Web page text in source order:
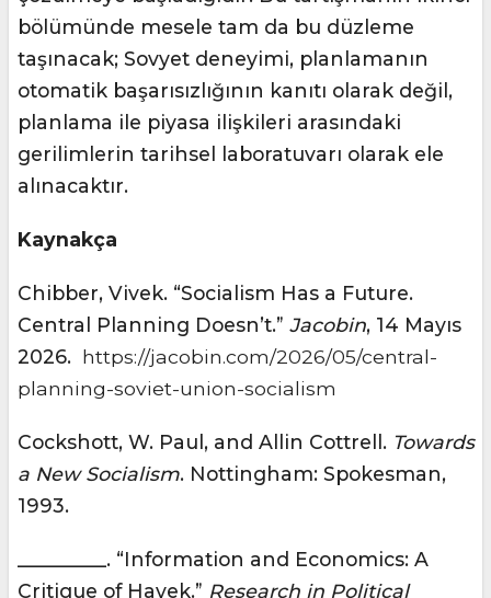
bölümünde mesele tam da bu düzleme
taşınacak; Sovyet deneyimi, planlamanın
otomatik başarısızlığının kanıtı olarak değil,
planlama ile piyasa ilişkileri arasındaki
gerilimlerin tarihsel laboratuvarı olarak ele
alınacaktır.
Kaynakça
Chibber, Vivek. “Socialism Has a Future.
Central Planning Doesn’t.” Jacobin, 14 Mayıs
2026. https://jacobin.com/2026/05/central-
planning-soviet-union-socialism
Cockshott, W. Paul, and Allin Cottrell. Towards
a New Socialism. Nottingham: Spokesman,
1993.
_________. “Information and Economics: A
Critique of Hayek.” Research in Political